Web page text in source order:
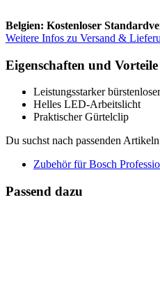
Belgien: Kostenloser
Weitere Infos zu Versand &
Eigenschaften und Vorteile
Leistungsstarker
Helles LED-Arbeitslicht
Praktischer Gürtelclip
Du suchst nach passenden
Zubehör für Bosch
Passend dazu